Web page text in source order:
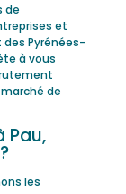
de
et
Pyrénées-
à vous
de
Pau,
les